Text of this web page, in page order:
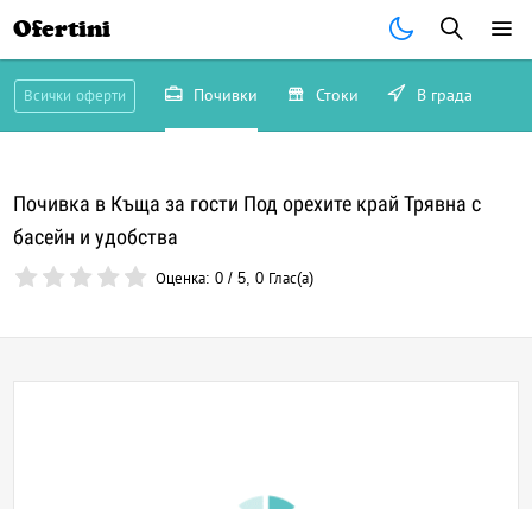
Ofertini
Всички оферти Почивки Стоки В града
Почивка в Къща за гости Под орехите край Трявна с
басейн и удобства
Оценка:0 /5,0 Глас(а)